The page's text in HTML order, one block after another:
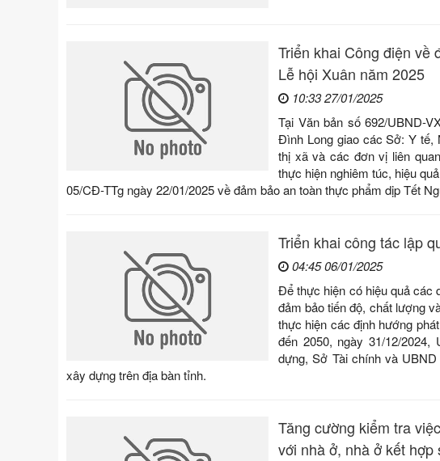
Triển khai Công điện về
Lễ hội Xuân năm 2025
10:33 27/01/2025
Tại Văn bản số 692/UBND-
Đình Long giao các Sở: Y tế,
thị xã và các đơn vị liên
thực hiện nghiêm túc, hiệu
05/CĐ-TTg ngày 22/01/2025 về đảm bảo an toàn thực phẩm dịp Tết
Triển khai công tác lập
04:45 06/01/2025
Để thực hiện có hiệu quả các
đảm bảo tiến độ, chất lượng
thực hiện các định hướng
đến 2050, ngày 31/12/
dựng, Sở Tài chính và
xây dựng trên địa bàn tỉnh.
Tăng cường kiểm tra
với nhà ở, nhà ở kết hợp